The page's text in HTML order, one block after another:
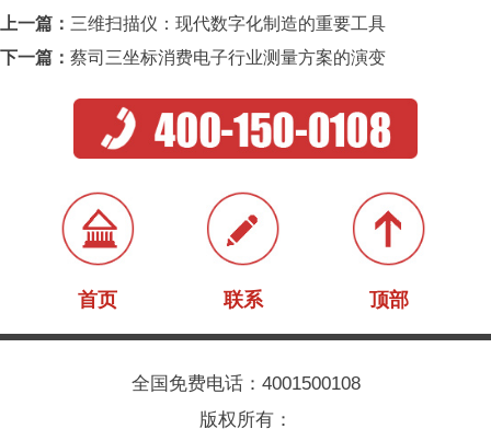
上一篇： 三维扫描仪：现代数字化制造的重要工具
下一篇： 蔡司三坐标消费电子行业测量方案的演变
首页 联系 顶部
全国免费电话：4001500108
版权所有：